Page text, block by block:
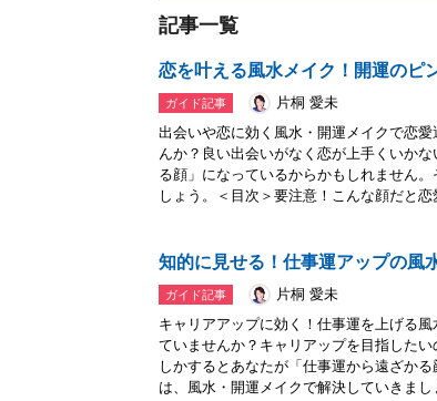
記事一覧
恋を叶える風水メイク！開運のピ
ガイド記事
片桐 愛未
出会いや恋に効く風水・開運メイクで恋
んか？良い出会いがなく恋が上手くいか
る顔」になっているからかもしれません
しょう。＜目次＞要注意！こんな顔だと
知的に見せる！仕事運アップの風
ガイド記事
片桐 愛未
キャリアアップに効く！仕事運を上げる
ていませんか？キャリアップを目指した
しかするとあなたが「仕事運から遠ざか
は、風水・開運メイクで解決していきま